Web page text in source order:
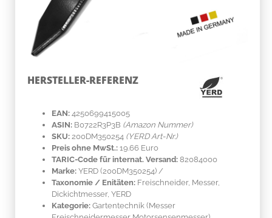
HERSTELLER-REFERENZ
EAN: 4250699415005
ASIN: B0722R3P3B (Amazon Nummer)
SKU: 200DM350254 (YERD Art-Nr.)
Preis ohne MwSt.: 19.66 Euro
TARIC-Code für internat. Versand: 82084000
Marke: YERD (200DM350254) /
Taxonomie / Enitäten: Freischneider, Messer,
Dickichtmesser, YERD
Kategorie: Gartentechnik (Messer